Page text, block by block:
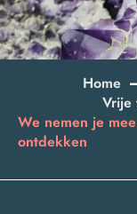
Home
Vrije
We nemen je
ontdekken